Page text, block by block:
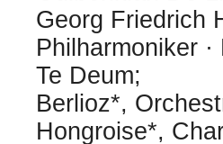
Georg Friedrich
Philharmoniker
Te Deum;
Berlioz*,
Hongroise*,